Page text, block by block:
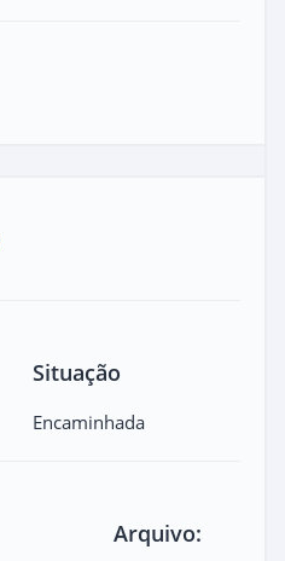
Situação
Encaminhada
Arquivo: